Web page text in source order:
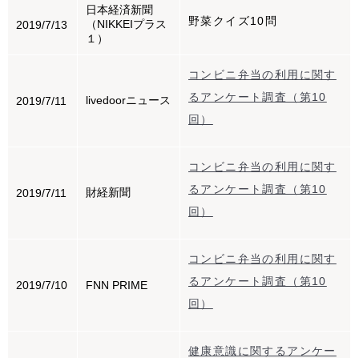
2019/7/13
日本経済新聞
（NIKKEIプラス
１）
野菜クイズ10問
2019/7/11 livedoorニュース
コンビニ弁当の利用に関す
るアンケート調査（第10
回）
2019/7/11 財経新聞
コンビニ弁当の利用に関す
るアンケート調査（第10
回）
2019/7/10 FNN PRIME
コンビニ弁当の利用に関す
るアンケート調査（第10
回）
健康意識に関するアンケー